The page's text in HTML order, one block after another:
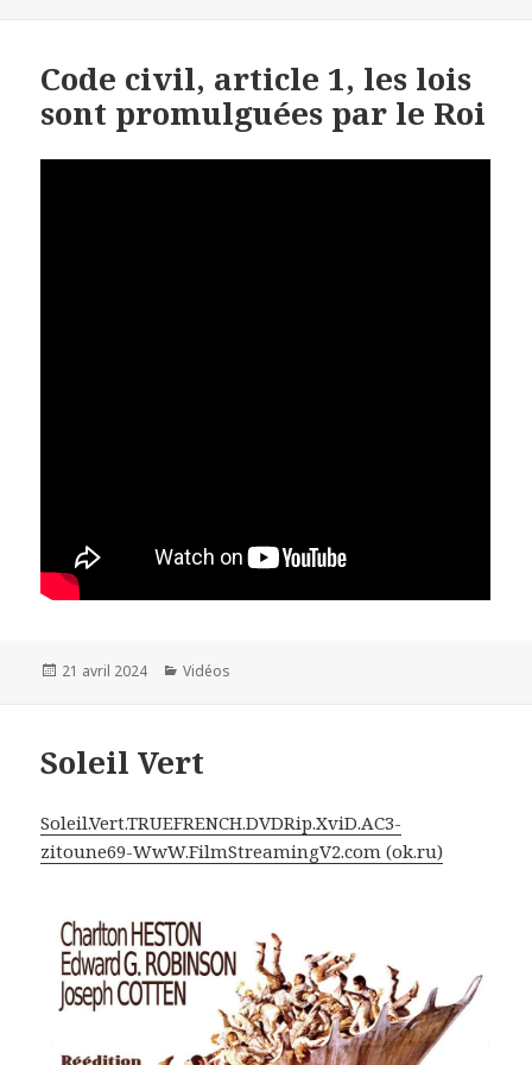
Code civil, article 1, les lois
sont promulguées par le Roi
Publié
21 avril 2024 Catégories
Vidéos
Soleil Vert
Soleil.Vert.TRUEFRENCH.DVDRip.XviD.AC3-
zitoune69-WwW.FilmStreamingV2.com (ok.ru)